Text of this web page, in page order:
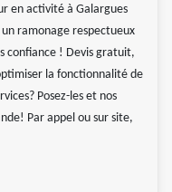
en activité à Galargues
ramonage respectueux
confiance ! Devis gratuit,
la fonctionnalité de
Posez-les et nos
Par appel ou sur site,